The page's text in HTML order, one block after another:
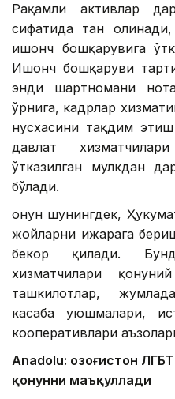
Рақамли активлар
сифатида тан
ишонч бошқарувига
Ишонч бошқаруви
энди шартномани
ўрнига, кадрлар
нусхасини тақдим
давлат
ўтказилган мулкдан
бўлади.
Қонун шунингдек,
жойларни ижарага
бекор қилади.
хизматчилари
ташкилотлар,
касаба уюшмалари,
кооперативлари
Anadolu: Қозоғистон
қонунни маъқуллади